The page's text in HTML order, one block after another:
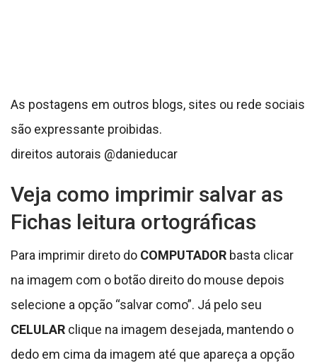
As postagens em outros blogs, sites ou rede sociais
são expressante proibidas.
direitos autorais @danieducar
Veja como imprimir salvar as
Fichas leitura ortográficas
Para imprimir direto do COMPUTADOR basta clicar
na imagem com o botão direito do mouse depois
selecione a opção “salvar como”. Já pelo seu
CELULAR clique na imagem desejada, mantendo o
dedo em cima da imagem até que apareça a opção